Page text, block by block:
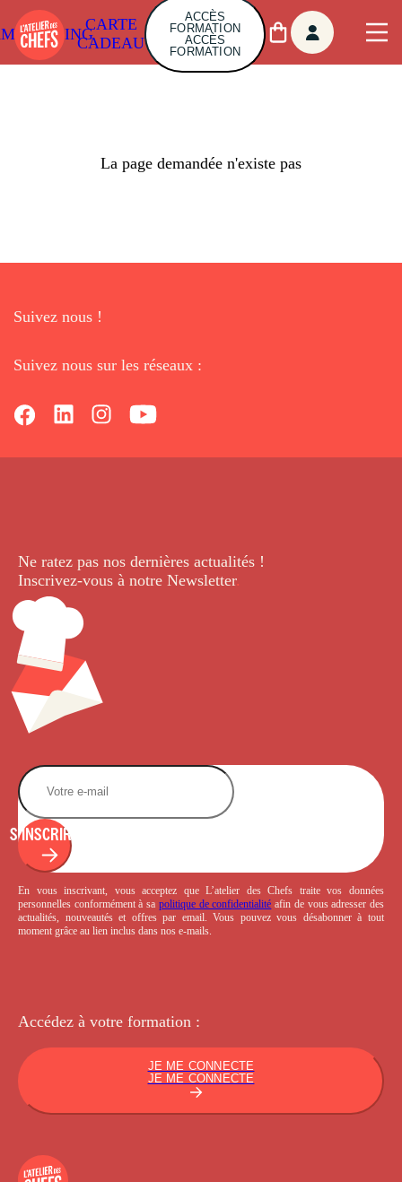
CARTE
CADEAU
ACCÈS
FORMATION
ACCÈS
FORMATION
La page demandée n'existe pas
Suivez nous !
Suivez nous sur les réseaux :
Ne ratez pas nos dernières actualités !
Inscrivez-vous à notre Newsletter.
S'INSCRIRE
En vous inscrivant, vous acceptez que L’atelier des Chefs traite vos données
personnelles conformément à sa politique de confidentialité afin de vous adresser des
actualités, nouveautés et offres par email. Vous pouvez vous désabonner à tout
moment grâce au lien inclus dans nos e-mails.
Accédez à votre formation :
JE ME CONNECTE
JE ME CONNECTE